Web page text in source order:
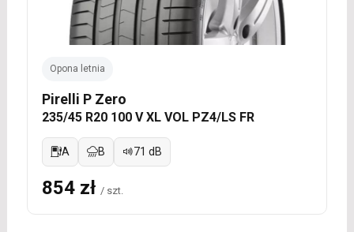
Opona letnia
Pirelli P Zero
235/45 R20 100 V XL VOL PZ4/LS FR
A B 71 dB
854 zł / szt.